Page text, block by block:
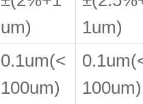
um)
1um)
0.1um(<
100um)
100um)